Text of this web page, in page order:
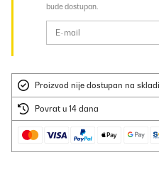
bude dostupan.
Proizvod nije dostupan na
Povrat u 14 dana